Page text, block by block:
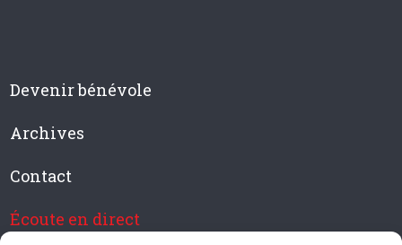
Devenir bénévole
Archives
Contact
Écoute en direct